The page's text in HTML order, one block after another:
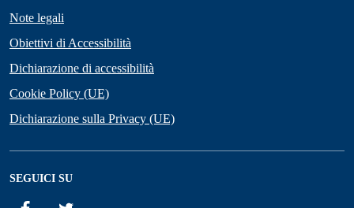
Note legali
Obiettivi di Accessibilità
Dichiarazione di accessibilità
Cookie Policy (UE)
Dichiarazione sulla Privacy (UE)
SEGUICI SU